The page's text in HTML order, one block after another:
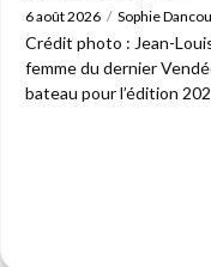
6 août 2026 Sophie
Crédit photo : Jean-
femme du dernier
bateau pour l’édition